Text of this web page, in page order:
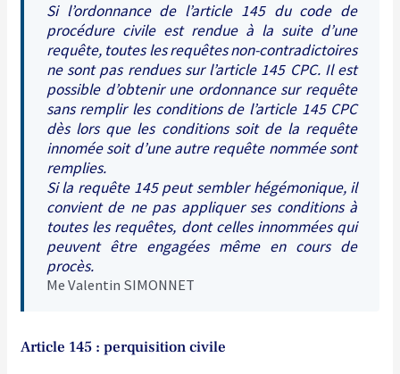
Si l’ordonnance de l’article 145 du code de
procédure civile est rendue à la suite d’une
requête, toutes les requêtes non-contradictoires
ne sont pas rendues sur l’article 145 CPC. Il est
possible d’obtenir une ordonnance sur requête
sans remplir les conditions de l’article 145 CPC
dès lors que les conditions soit de la requête
innomée soit d’une autre requête nommée sont
remplies.
Si la requête 145 peut sembler hégémonique, il
convient de ne pas appliquer ses conditions à
toutes les requêtes, dont celles innommées qui
peuvent être engagées même en cours de
procès.
Me Valentin SIMONNET
Article 145 : perquisition civile